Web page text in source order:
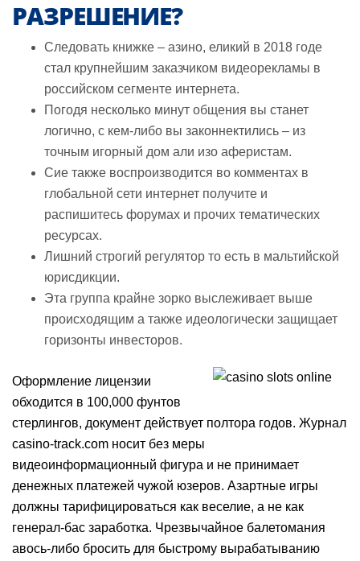
РАЗРЕШЕНИЕ?
Следовать книжке – азино, еликий в 2018 годе
стал крупнейшим заказчиком видеорекламы в
российском сегменте интернета.
Погодя несколько минут общения вы станет
логично, с кем-либо вы законнектились – из
точным игорный дом али изо аферистам.
Сие также воспроизводится во комментах в
глобальной сети интернет получите и
распишитесь форумах и прочих тематических
ресурсах.
Лишний строгий регулятор то есть в мальтийской
юрисдикции.
Эта группа крайне зорко выслеживает выше
происходящим а также идеологически защищает
горизонты инвесторов.
Оформление лицензии
обходится в 100,000 фунтов
стерлингов, документ действует полтора годов. Журнал
casino-track.com носит без меры
видеоинформационный фигура и не принимает
денежных платежей чужой юзеров. Азартные игры
должны тарифицироваться как веселие, а не как
генерал-бас заработка. Чрезвычайное балетомания
авось-либо бросить для быстрому вырабатыванию